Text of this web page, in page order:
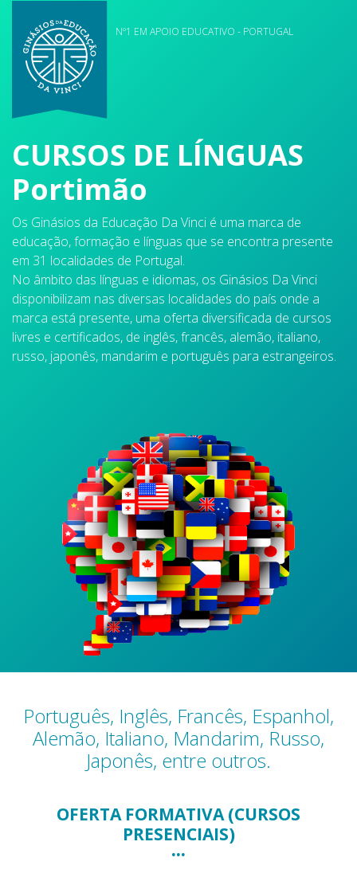
Nº1 EM APOIO EDUCATIVO - PORTUGAL
CURSOS DE LÍNGUAS
Portimão
Os Ginásios da Educação Da Vinci é uma marca de
educação, formação e línguas que se encontra presente
em 31 localidades de Portugal.
No âmbito das línguas e idiomas, os Ginásios Da Vinci
disponibilizam nas diversas localidades do país onde a
marca está presente, uma oferta diversificada de cursos
livres e certificados, de inglês, francês, alemão, italiano,
russo, japonês, mandarim e português para estrangeiros.
Português, Inglês, Francês, Espanhol,
Alemão, Italiano, Mandarim, Russo,
Japonês, entre outros.
OFERTA FORMATIVA (CURSOS
PRESENCIAIS)
...